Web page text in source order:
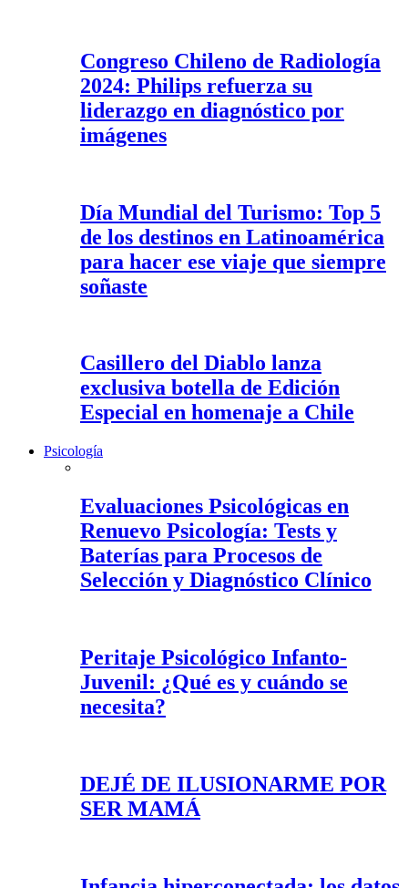
Congreso Chileno de Radiología
2024: Philips refuerza su
liderazgo en diagnóstico por
imágenes
Día Mundial del Turismo: Top 5
de los destinos en Latinoamérica
para hacer ese viaje que siempre
soñaste
Casillero del Diablo lanza
exclusiva botella de Edición
Especial en homenaje a Chile
Psicología
Evaluaciones Psicológicas en
Renuevo Psicología: Tests y
Baterías para Procesos de
Selección y Diagnóstico Clínico
Peritaje Psicológico Infanto-
Juvenil: ¿Qué es y cuándo se
necesita?
DEJÉ DE ILUSIONARME POR
SER MAMÁ